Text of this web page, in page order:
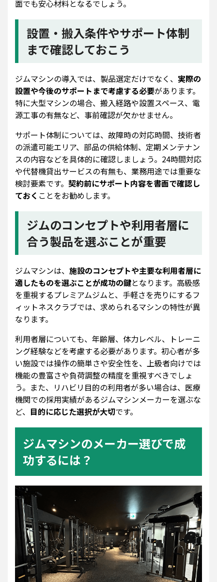
面でも安心材料となるでしょう。
設置・搬入条件やサポート体制
まで確認しておこう
ジムマシンの導入では、製品選定だけでなく、 実際の
設置や今後のサポートまで考慮する必要があります。
特に大型マシンの場合、搬入経路や設置スペース、電
源工事の有無など、事前確認が欠かせません。
サポート体制については、故障時の対応時間、技術者
の派遣可能エリア、部品の供給体制、定期メンテナン
スの内容などを具体的に確認しましょう。24時間対応
や代替機貸出サービスの有無も、業務用途では重要な
検討要素です。 契約前にサポート内容を書面で確認し
ておく ことをお勧めします。
ジムのコンセプトや利用者層に
合う製品を選ぶことが重要
ジムマシンは、 施設のコンセプトや主要な利用者層に
適したものを選ぶことが成功の鍵となります。高級感
を重視するプレミアムジムと、手軽さを売りにするフ
ィットネスクラブでは、求められるマシンの特性が異
なります。
利用者層についても、年齢層、体力レベル、トレーニ
ング経験などを考慮する必要があります。初心者が多
い施設では操作の簡単さや安全性を、上級者向けでは
機能の豊富さや負荷調整の精度を重視すべきでしょ
う。また、リハビリ目的の利用者が多い場合は、医療
機関での採用実績があるジムマシンメーカーを選ぶな
ど、 目的に応じた選択が大切です。
ジムマシンのメーカー選びで成
功するには？